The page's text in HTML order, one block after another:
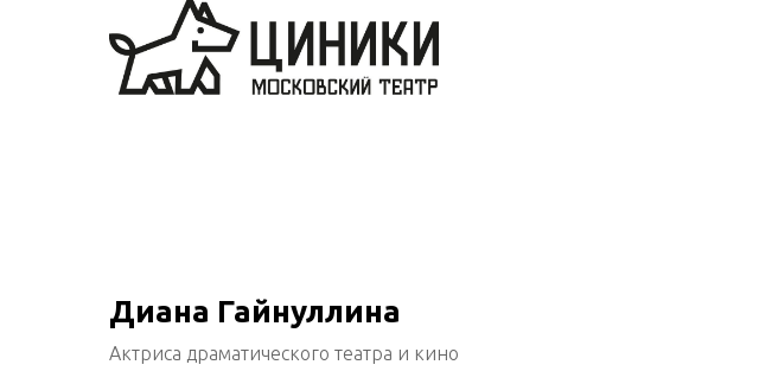
Диана Гайнуллина
Актриса драматического театра и кино